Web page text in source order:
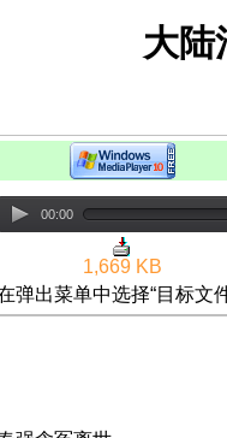
大陆
00:00
1,669 KB
弹出菜单中选择“目标文